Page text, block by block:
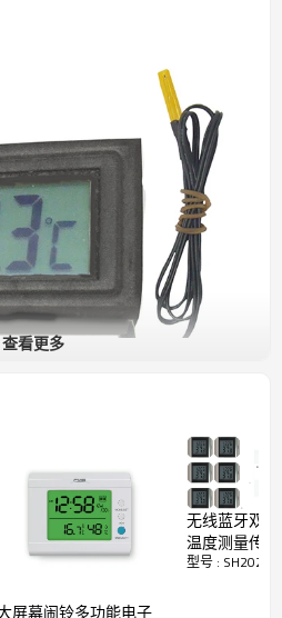
显示温度表，可嵌入到机电
器和电源可选择内置或外接
器
示屏
外接直流电源
查看更多
屏幕闹铃多功能电子
无线蓝牙双
温度测量传
计温度记录
型号 : SH202面